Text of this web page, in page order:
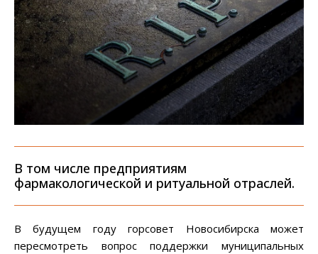
В том числе предприятиям
фармакологической и ритуальной отраслей.
В будущем году горсовет Новосибирска может
пересмотреть вопрос поддержки муниципальных